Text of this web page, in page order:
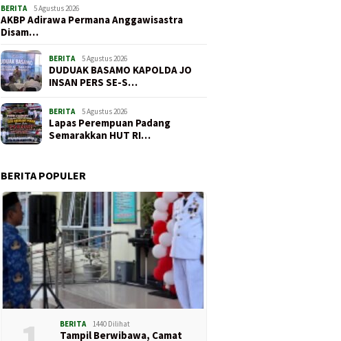
BERITA 5 Agustus 2026
AKBP Adirawa Permana Anggawisastra
Disam…
BERITA 5 Agustus 2026
DUDUAK BASAMO KAPOLDA JO
INSAN PERS SE-S…
BERITA 5 Agustus 2026
Lapas Perempuan Padang
Semarakkan HUT RI…
BERITA POPULER
BERITA 1440 Dilihat
Tampil Berwibawa, Camat